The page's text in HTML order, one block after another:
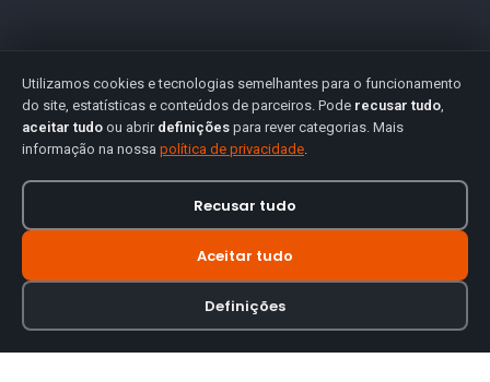
Utilizamos cookies e tecnologias semelhantes para o funcionamento
do site, estatísticas e conteúdos de parceiros. Pode recusar tudo,
aceitar tudo ou abrir definições para rever categorias. Mais
informação na nossa política de privacidade.
Recusar tudo
Aceitar tudo
Definições